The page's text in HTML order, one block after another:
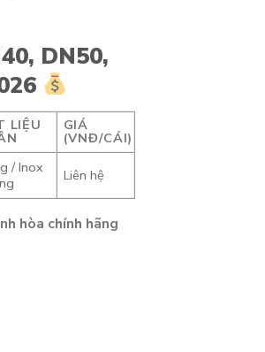
DN50,
LIỆU GIÁ
(VNĐ/CÁI)
/ Inox
Liên hệ
hòa chính hãng